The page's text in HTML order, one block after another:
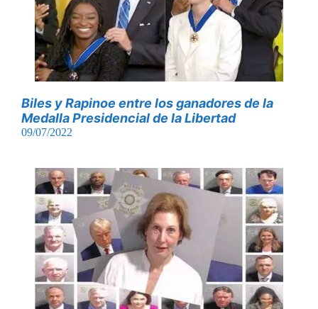
Biles y Rapinoe entre los ganadores de la
Medalla Presidencial de la Libertad
09/07/2022